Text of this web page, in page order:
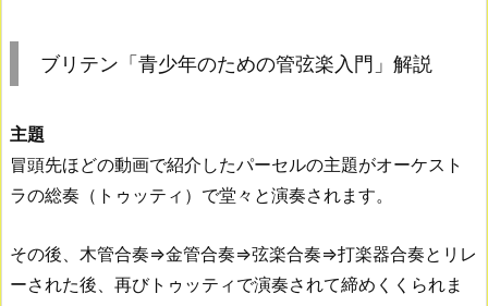
ブリテン「青少年のための管弦楽入門」解説
主題
冒頭先ほどの動画で紹介したパーセルの主題がオーケスト
ラの総奏（トゥッティ）で堂々と演奏されます。
その後、木管合奏⇒金管合奏⇒弦楽合奏⇒打楽器合奏とリレ
ーされた後、再びトゥッティで演奏されて締めくくられま